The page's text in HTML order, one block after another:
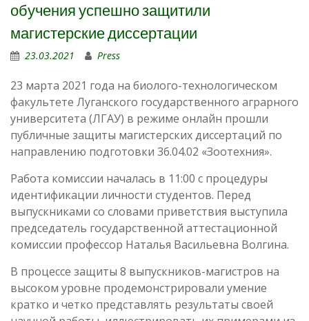
обучения успешно защитили
магистерские диссертации
23.03.2021 Press
23 марта 2021 года на биолого-технологическом
факультете Луганского государственного аграрного
университета (ЛГАУ) в режиме онлайн прошли
публичные защиты магистерских диссертаций по
направлению подготовки 36.04.02 «Зоотехния».
Работа комиссии началась в 11:00 с процедуры
идентификации личности студентов. Перед
выпускниками со словами приветствия выступила
председатель государственной аттестационной
комиссии профессор Наталья Васильевна Волгина.
В процессе защиты 8 выпускников-магистров на
высоком уровне продемонстрировали умение
кратко и четко представлять результаты своей